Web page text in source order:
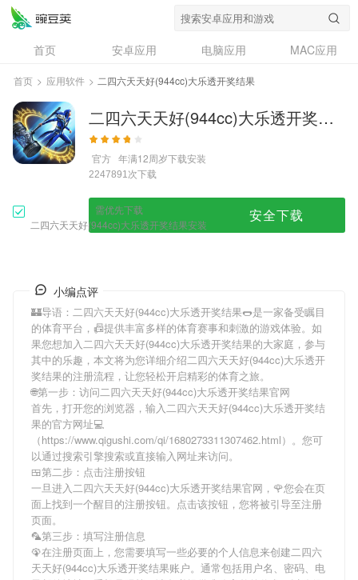
首页 安卓应用 电脑应用
MAC应用
资讯
专题 设计奖
问答
首页 > 应用软件 > 二四六天天好(944cc)大乐透开奖结果
二四六天天好(944cc)大乐透开奖结果
官方 年满12周岁下载安装
2247891次下载
需优先下载
二四六天天好(944cc)大乐透开奖结果安装
安全下载
小编点评
🏰导语： 二四六天天好(944cc)大乐透开奖结果🌭是一家备受瞩目
的体育平台，📠提供丰富多样的体育赛事和刺激的游戏体验。如
果您想加入二四六天天好(944cc)大乐透开奖结果的大家庭，参与
其中的乐趣，本文将为您详细介绍二四六天天好(944cc)大乐透开
奖结果的注册流程，让您轻松开启精彩的体育之旅。
🌐第一步：访问二四六天天好(944cc)大乐透开奖结果官网
首先，打开您的浏览器，输入二四六天天好(944cc)大乐透开奖结
果的官方网址💻
（https://www.qigushi.com/qi/1680273311307462.html）。您可
以通过搜索引擎搜索或直接输入网址来访问。
🍱第二步：点击注册按钮
一旦进入二四六天天好(944cc)大乐透开奖结果官网，🌹您会在页
面上找到一个醒目的注册按钮。点击该按钮，您将被引导至注册
页面。
🦜第三步：填写注册信息
🦚在注册页面上，您需要填写一些必要的个人信息来创建二四六
天天好(944cc)大乐透开奖结果账户。通常包括用户名、密码、电